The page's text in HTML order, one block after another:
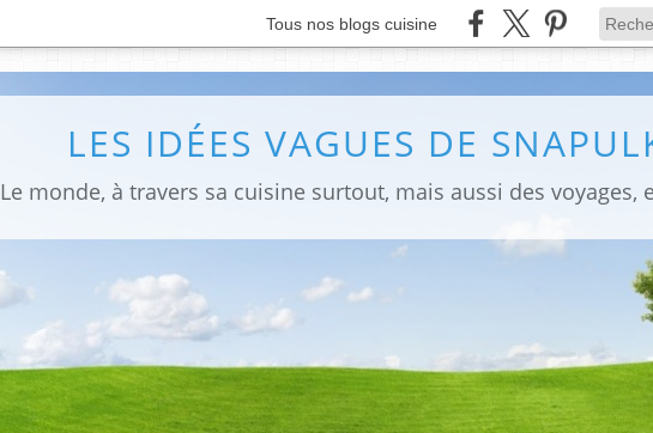
Tous nos blogs cuisine
LES IDÉES VAGUES DE
Le monde, à travers sa cuisine surtout, mais aussi des voyages,